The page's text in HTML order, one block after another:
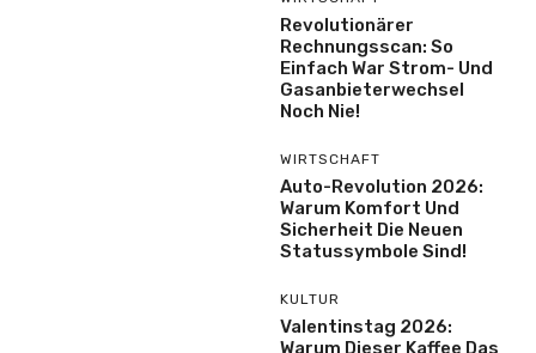
Revolutionärer
Rechnungsscan: So
Einfach War Strom- Und
Gasanbieterwechsel
Noch Nie!
WIRTSCHAFT
Auto-Revolution 2026:
Warum Komfort Und
Sicherheit Die Neuen
Statussymbole Sind!
KULTUR
Valentinstag 2026:
Warum Dieser Kaffee Das